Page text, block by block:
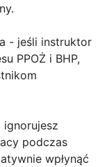
- jeśli instruktor
PPOŻ i BHP,
podczas
wpłynąć